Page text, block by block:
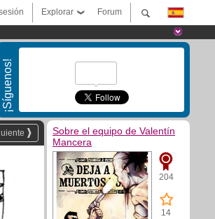
Forum
Explorar
¡Síguenos!
Sobre el equipo de Valentín
Mancera
204
14